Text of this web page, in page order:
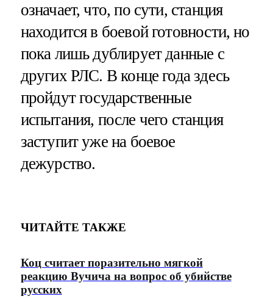
означает, что, по сути, станция
находится в боевой готовности, но
пока лишь дублирует данные с
других РЛС. В конце года здесь
пройдут государственные
испытания, после чего станция
заступит уже на боевое
дежурство.
ЧИТАЙТЕ ТАКЖЕ
Коц считает поразительно мягкой
реакцию Вучича на вопрос об убийстве
русских